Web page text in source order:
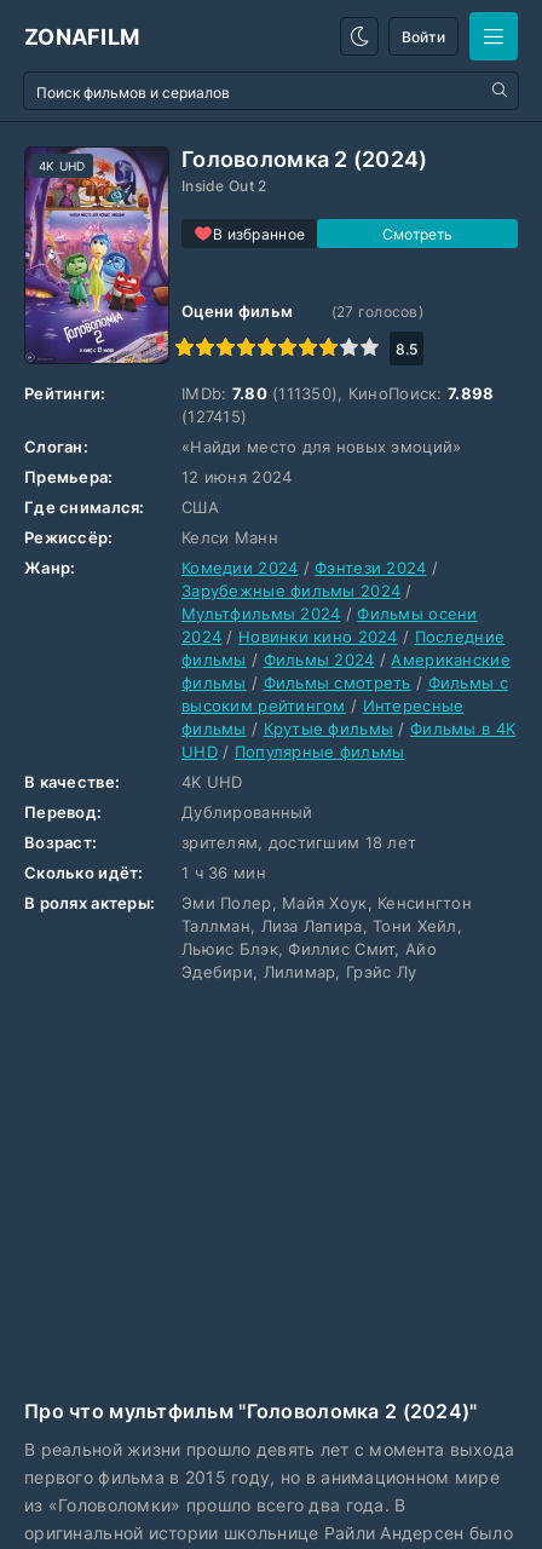
ZONAFILM Войти
Головоломка 2 (2024)
Inside Out 2
В избранное
4K UHD
Оцени фильм
2 3 4 5 6 7 8 9 10
(27 голосов)
8.5
Рейтинги: IMDb: 7.80(111350), КиноПоиск: 7.898
(127415)
Слоган:
«Найди место для новых эмоций»
Премьера:
12 июня 2024
Где снимался:
США
Режиссёр:
Келси Манн
Жанр:
Комедии 2024 /Фэнтези 2024 /
Зарубежные фильмы 2024 /
Мультфильмы 2024 /Фильмы осени
2024 / Новинки кино 2024 / Последние
фильмы / Фильмы 2024 / Американские
фильмы / Фильмы смотреть / Фильмы с
высоким рейтингом / Интересные
фильмы / Крутые фильмы /Фильмы в 4K
UHD/ Популярные фильмы
В качестве:
4K UHD
Перевод:
Дублированный
Возраст:
зрителям, достигшим 18 лет
Сколько идёт:
1 ч 36 мин
В ролях актеры:
Эми Полер, Майя Хоук, Кенсингтон
Таллман, Лиза Лапира, Тони Хейл,
Льюис Блэк, Филлис Смит, Айо
Эдебири, Лилимар, Грэйс Лу
Про что мультфильм "Головоломка 2 (2024)"
В реальной жизни прошло девять лет с момента выхода
первого фильма в 2015 году, но в анимационном мире
из «Головоломки» прошло всего два года. В
оригинальной истории школьнице Райли Андерсен было